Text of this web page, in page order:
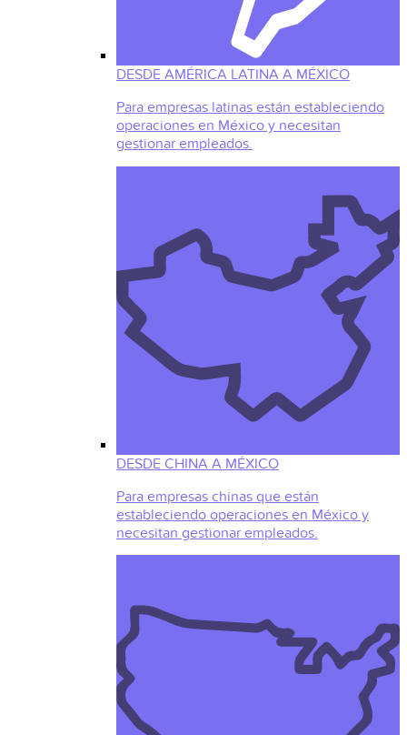
DESDE AMÉRICA LATINA A MÉXICO
Para empresas latinas están estableciendo
operaciones en México y necesitan
gestionar empleados.
DESDE CHINA A MÉXICO
Para empresas chinas que están
estableciendo operaciones en México y
necesitan gestionar empleados.